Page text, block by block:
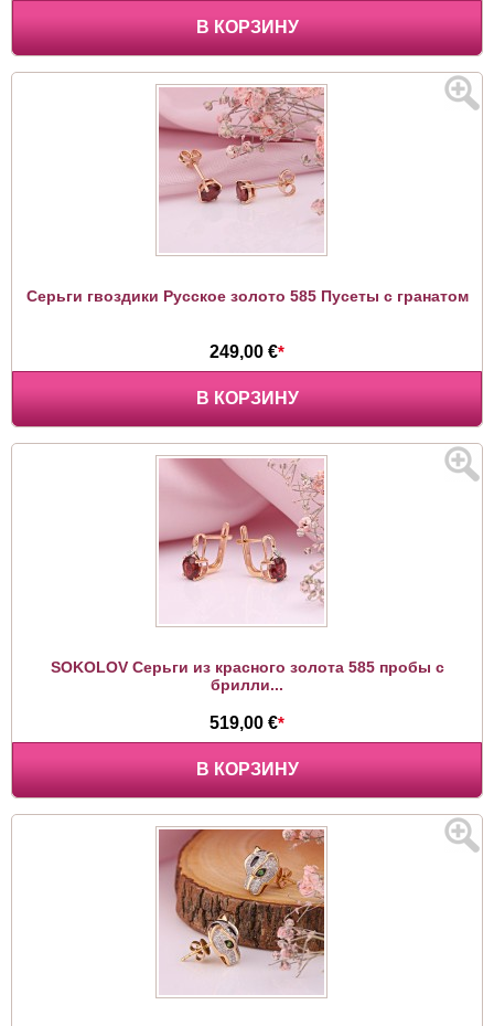
В КОРЗИНУ
Серьги гвоздики Русское золото 585 Пусеты с гранатом
249,00 €*
В КОРЗИНУ
SOKOLOV Серьги из красного золота 585 пробы с
брилли...
519,00 €*
В КОРЗИНУ